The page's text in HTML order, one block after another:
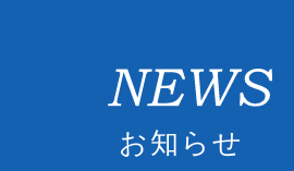
お知らせ